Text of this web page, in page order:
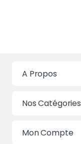
A Propos
Nos Catégories
Mon Compte